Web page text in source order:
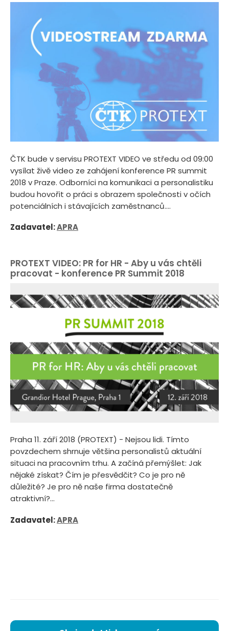
ČTK bude v servisu PROTEXT VIDEO ve středu od 09:00
vysílat živě video ze zahájení konference PR summit
2018 v Praze. Odborníci na komunikaci a personalistiku
budou hovořit o práci s obrazem společnosti v očích
potenciálních i stávajících zaměstnanců....
Zadavatel:APRA
PROTEXT VIDEO: PR for HR - Aby u vás chtěli
pracovat - konference PR Summit 2018
Praha 11. září 2018 (PROTEXT) - Nejsou lidi. Tímto
povzdechem shrnuje většina personalistů aktuální
situaci na pracovním trhu. A začíná přemýšlet: Jak
nějaké získat? Čím je přesvědčit? Co je pro ně
důležité? Je pro ně naše firma dostatečně
atraktivní?...
Zadavatel:APRA